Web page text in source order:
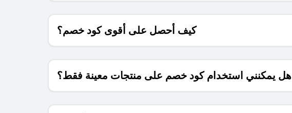
كيف أحصل على أقوى كود خصم؟
هل يمكنني استخدام كود خصم على منتجات معينة فقط؟